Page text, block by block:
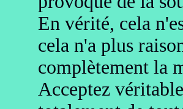
En vérité, cela
cela n'a plus
complètement la
Acceptez